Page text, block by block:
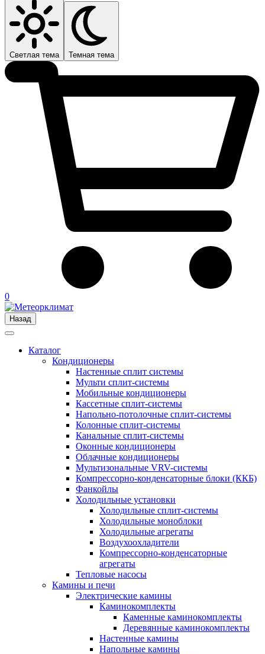
Светлая тема Темная тема
0
Назад
Каталог
Кондиционеры
Настенные сплит системы
Мульти сплит-системы
Мобильные кондиционеры
Кассетные сплит-системы
Напольно-потолочные сплит-системы
Колонные сплит-системы
Канальные сплит-системы
Оконные кондиционеры
Облачные кондиционеры
Мультизональные VRV-системы
Компрессорно-конденсаторные блоки (ККБ)
Фанкойлы
Холодильные установки
Холодильные сплит-системы
Холодильные моноблоки
Холодильные агрегаты
Воздухоохладители
Компрессорно-конденсаторные
агрегаты
Тепловые насосы
Камины и печи
Электрические камины
Каминокомплекты
Каменные каминокомплекты
Деревянные каминокомплекты
Настенные камины
Напольные камины